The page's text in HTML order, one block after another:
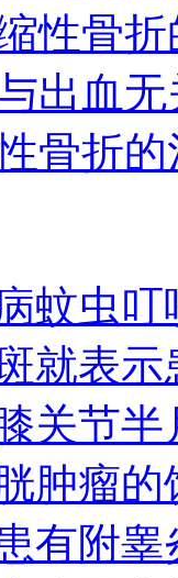
性骨
出血无
骨折
蚊虫叮
就表示
关节
肿瘤
有附